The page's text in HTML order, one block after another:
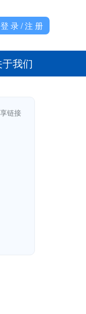
登 录 / 注 册
我们
链接